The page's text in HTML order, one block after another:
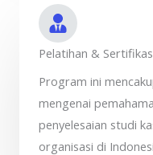
Pelatihan &
Program ini
mengenai
penyelesaian studi
organisasi di